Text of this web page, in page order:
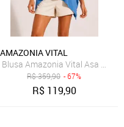
Biker 90617 Bege Consciência
AMAZONIA VITAL
Blusa Amazonia Vital Asa
R$359,90 - 67%
R$ 119,90